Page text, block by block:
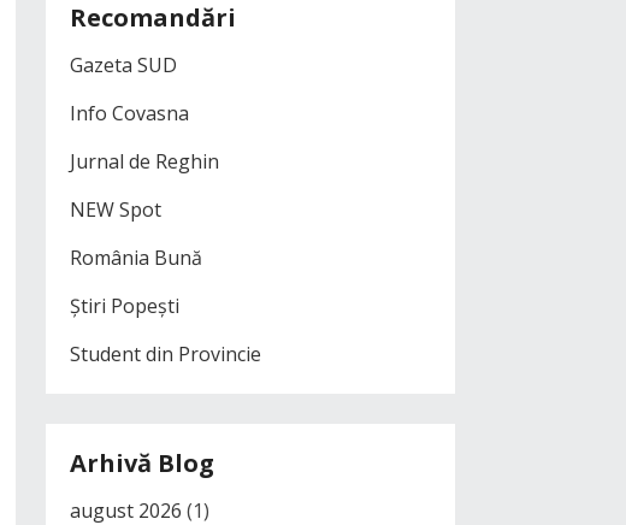
Recomandări
Gazeta SUD
Info Covasna
Jurnal de Reghin
NEW Spot
România Bună
Știri Popești
Student din Provincie
Arhivă Blog
august 2026 (1)